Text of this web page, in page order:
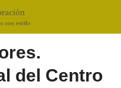
del Centro